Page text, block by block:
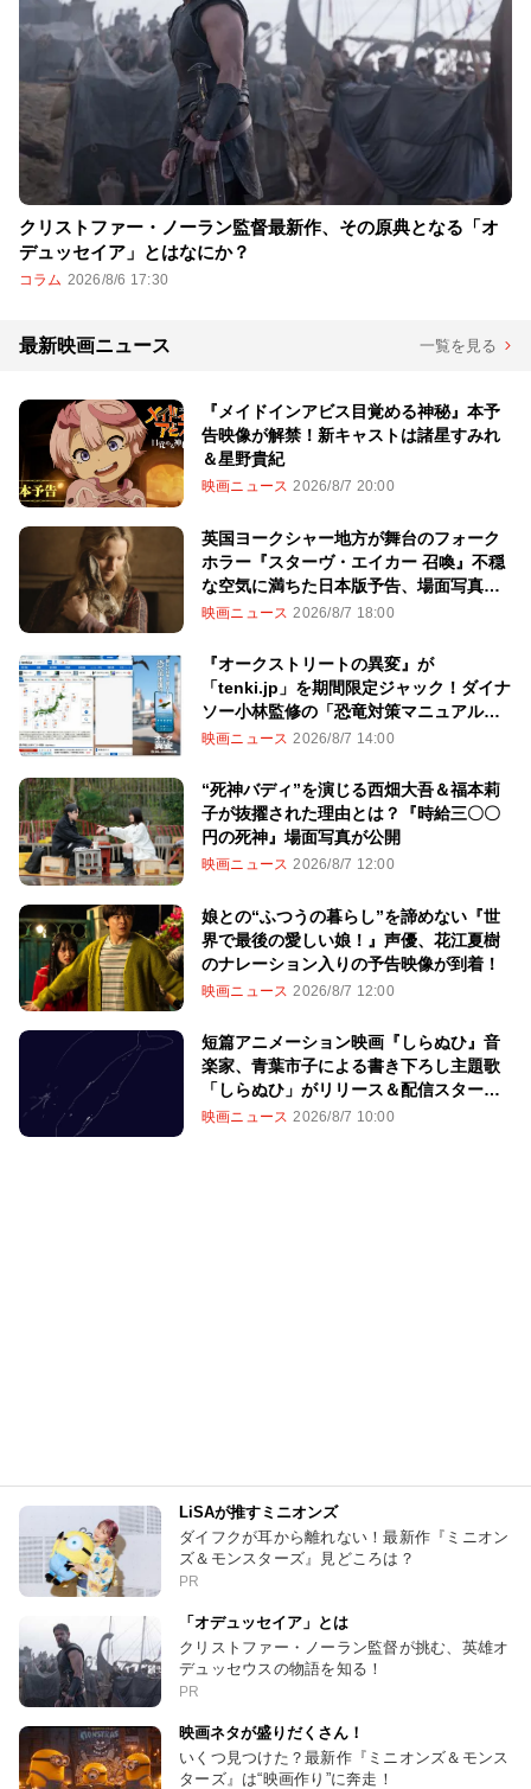
クリストファー・ノーラン監督最新作、その原典となる「オ
デュッセイア」とはなにか？
コラム 2026/8/6 17:30
最新映画ニュース 一覧を見る
『メイドインアビス目覚める神秘』本予
告映像が解禁！新キャストは諸星すみれ
＆星野貴紀
映画ニュース 2026/8/7 20:00
英国ヨークシャー地方が舞台のフォーク
ホラー『スターヴ・エイカー 召喚』不穏
な空気に満ちた日本版予告、場面写真を
一挙解禁！
映画ニュース 2026/8/7 18:00
『オークストリートの異変』が
「tenki.jp」を期間限定ジャック！ダイナ
ソー小林監修の「恐竜対策マニュアル」
も
映画ニュース 2026/8/7 14:00
“死神バディ”を演じる西畑大吾＆福本莉
子が抜擢された理由とは？『時給三〇〇
円の死神』場面写真が公開
映画ニュース 2026/8/7 12:00
娘との“ふつうの暮らし”を諦めない『世
界で最後の愛しい娘！』声優、花江夏樹
のナレーション入りの予告映像が到着！
映画ニュース 2026/8/7 12:00
短篇アニメーション映画『しらぬひ』音
楽家、青葉市子による書き下ろし主題歌
「しらぬひ」がリリース＆配信スター
ト！
映画ニュース 2026/8/7 10:00
LiSAが推すミニオンズ
ダイフクが耳から離れない！最新作『ミニオン
ズ＆モンスターズ』見どころは？
PR
「オデュッセイア」とは
クリストファー・ノーラン監督が挑む、英雄オ
デュッセウスの物語を知る！
PR
映画ネタが盛りだくさん！
いくつ見つけた？最新作『ミニオンズ＆モンス
ターズ』は“映画作り”に奔走！